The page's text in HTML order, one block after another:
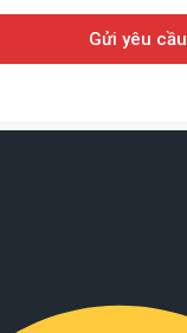
Gửi yêu cầu